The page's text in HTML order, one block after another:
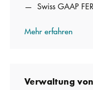
Swiss GAAP
Mehr erfahren
Verwaltung